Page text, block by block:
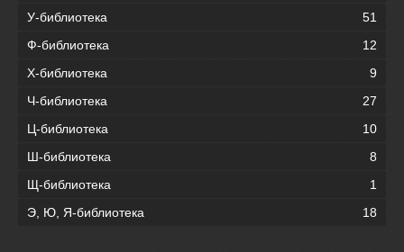
У-библиотека
51
Ф-библиотека
12
Х-библиотека
9
Ч-библиотека
27
Ц-библиотека
10
Ш-библиотека
8
Щ-библиотека
1
Э, Ю, Я-библиотека
18